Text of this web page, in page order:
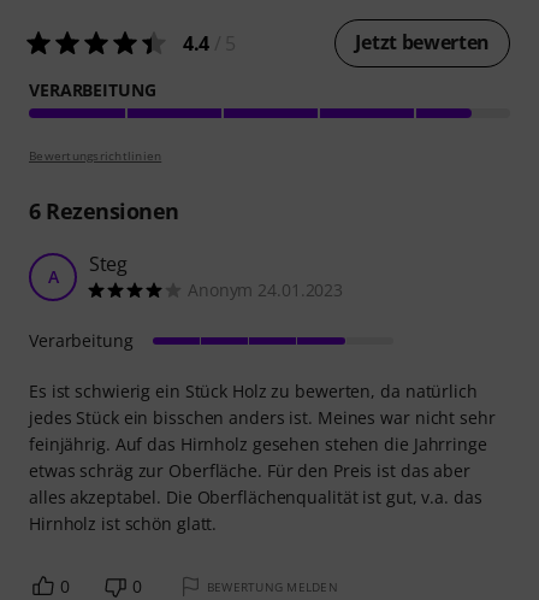
4.4 Jetzt bewerten
VERARBEITUNG
Bewertungsrichtlinien
6Rezensionen
A Steg
Anonym 24.01.2023
Es ist schwierig ein Stück Holz zu bewerten, da natürlich
jedes Stück ein bisschen anders ist. Meines war nicht sehr
feinjährig. Auf das Hirnholz gesehen stehen die Jahrringe
etwas schräg zur Oberfläche. Für den Preis ist das aber
alles akzeptabel. Die Oberflächenqualität ist gut, v.a. das
Hirnholz ist schön glatt.
Verarbeitung
0 0 BEWERTUNG MELDEN